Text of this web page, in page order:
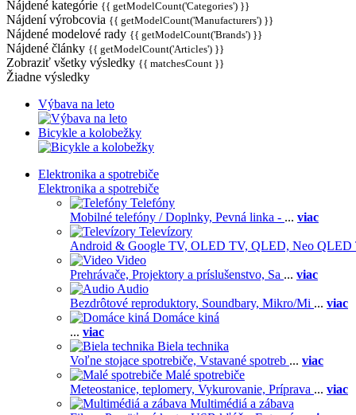
Nájdené kategórie {{ getModelCount('Categories') }}
Nájdení výrobcovia {{ getModelCount('Manufacturers') }}
Nájdené modelové rady {{ getModelCount('Brands') }}
Nájdené články {{ getModelCount('Articles') }}
Zobraziť všetky výsledky {{ matchesCount }}
Žiadne výsledky
Výbava na leto
Bicykle a kolobežky
Elektronika a spotrebiče
Elektronika a spotrebiče
Telefóny
Mobilné telefóny / Doplnky, Pevná linka - ... viac
Televízory
Android & Google TV, OLED TV, QLED, Neo QLED
Video
Prehrávače, Projektory a príslušenstvo, Sa ... viac
Audio
Bezdrôtové reproduktory, Soundbary, Mikro/Mi ... viac
Domáce kiná
... viac
Biela technika
Voľne stojace spotrebiče, Vstavané spotreb ... viac
Malé spotrebiče
Meteostanice, teplomery, Vykurovanie, Príprava ... viac
Multimédiá a zábava